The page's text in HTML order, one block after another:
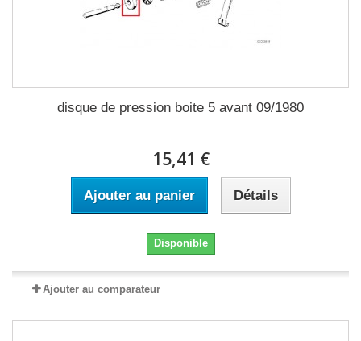
disque de pression boite 5 avant 09/1980
15,41 €
Ajouter au panier Détails
Disponible
Ajouter au comparateur